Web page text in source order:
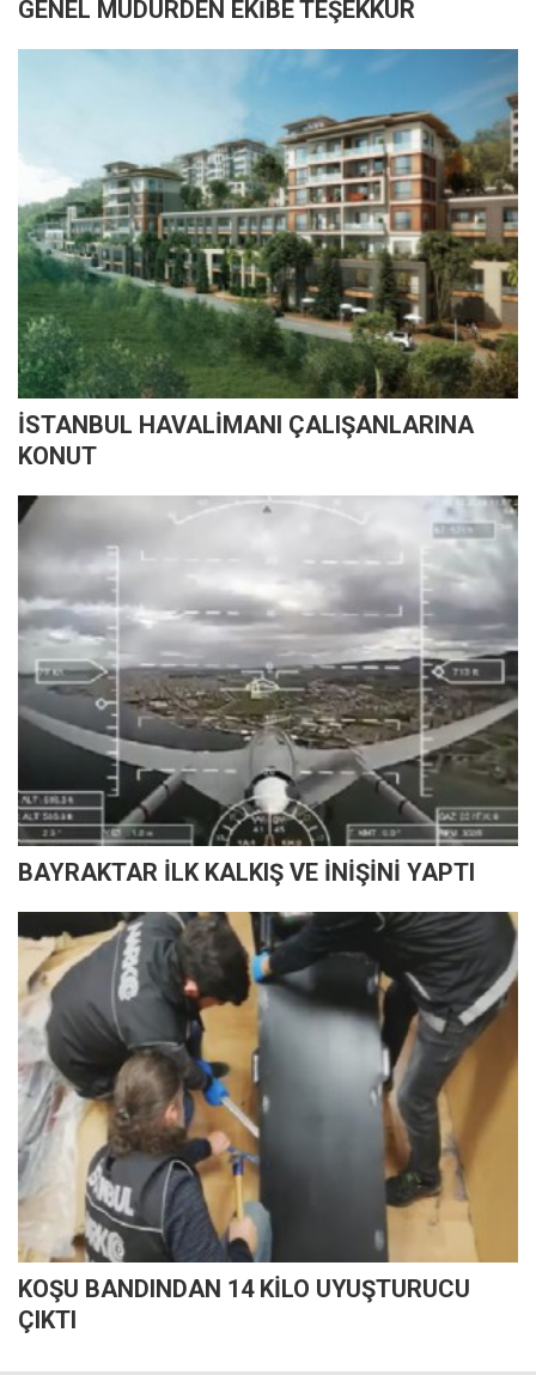
GENEL MÜDÜRDEN EKİBE TEŞEKKÜR
İSTANBUL HAVALİMANI ÇALIŞANLARINA
KONUT
BAYRAKTAR İLK KALKIŞ VE İNİŞİNİ YAPTI
KOŞU BANDINDAN 14 KİLO UYUŞTURUCU
ÇIKTI